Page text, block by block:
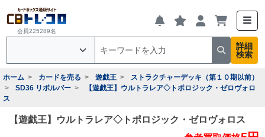
会員225289名
詳細
検索
ホーム カードを売る 遊戯王
ストラクチャーデッキ（第１０期以前）
SD36 リボルバー
【遊戯王】ウルトラレア◇トポロジック・ゼロヴォロ
ス
【遊戯王】ウルトラレア◇トポロジック・ゼロヴォロス